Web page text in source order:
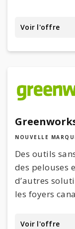
Voir l'offre
NOUVELLE
Des outils
des pelouses
d’autres
les foyers
Voir l'offre